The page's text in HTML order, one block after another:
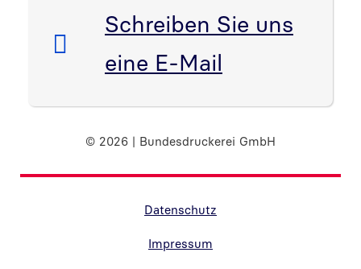
E-Mail:
Schreiben Sie uns
eine E-Mail
© 2026 | Bundesdruckerei GmbH
Datenschutz
Impressum